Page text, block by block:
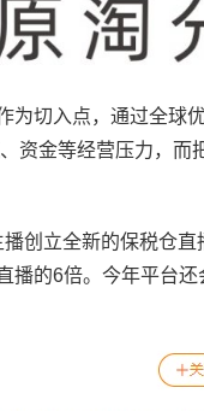
为切入点，通过全球
资金等经营压力，而
创立全新的保税仓
播的6倍。今年平台